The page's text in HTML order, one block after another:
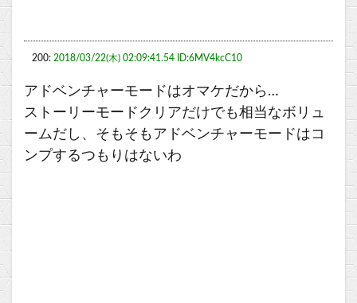
200: 2018/03/22(木) 02:09:41.54 ID:6MV4kcC10
アドベンチャーモードはオマケだから…
ストーリーモードクリアだけでも相当なボリュ
ームだし、そもそもアドベンチャーモードはコ
ンプするつもりはないわ